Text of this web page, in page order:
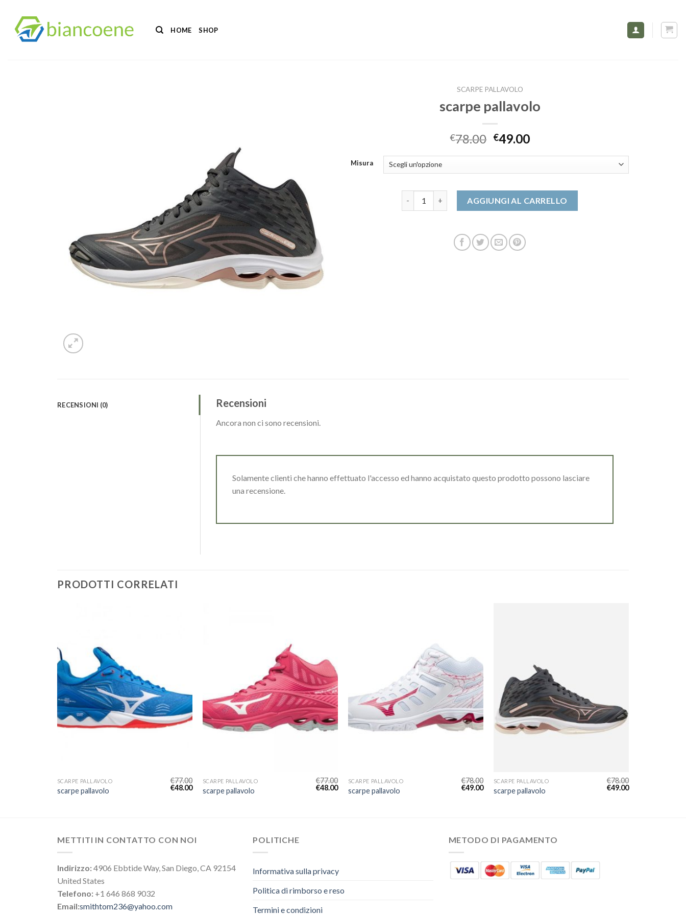
contenuti
HOME SHOP
SCARPE PALLAVOLO
scarpe pallavolo
€78.00 €49.00
Misura
AGGIUNGI AL CARRELLO
RECENSIONI (0) Recensioni
Ancora non ci sono recensioni.
Solamente clienti che hanno effettuato l'accesso ed hanno acquistato questo prodotto possono lasciare
una recensione.
PRODOTTI CORRELATI
SCARPE PALLAVOLO
scarpe pallavolo
€77.00
€48.00
SCARPE PALLAVOLO
scarpe pallavolo
€77.00
€48.00
SCARPE PALLAVOLO
scarpe pallavolo
€78.00
€49.00
SCARPE PALLAVOLO
scarpe pallavolo
€78.00
€49.00
METTITI IN CONTATTO CON NOI
Indirizzo:4906 Ebbtide Way, San Diego, CA 92154
United States
Telefono: +1 646 868 9032
Email:smithtom236@yahoo.com
POLITICHE
Informativa sulla privacy
Politica di rimborso e reso
Termini e condizioni
METODO DI PAGAMENTO